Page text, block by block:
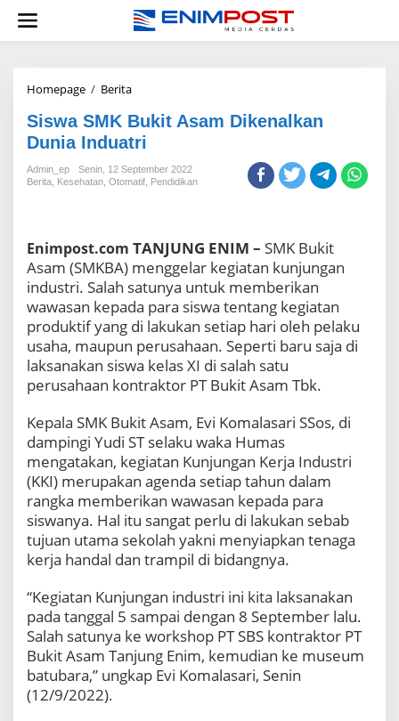
konten
Homepage / BeritaSiswa
Bukit
Asam
Dikenalkan
Dunia
Induatri
Siswa SMK Bukit Asam Dikenalkan
Dunia Induatri
Admin_ep
Senin, 12 September 2022
Berita Kesehatan Otomatif Pendidikan
Enimpost.com TANJUNG ENIM – SMK Bukit
Asam (SMKBA) menggelar kegiatan kunjungan
industri. Salah satunya untuk memberikan
wawasan kepada para siswa tentang kegiatan
produktif yang di lakukan setiap hari oleh pelaku
usaha, maupun perusahaan. Seperti baru saja di
laksanakan siswa kelas XI di salah satu
perusahaan kontraktor PT Bukit Asam Tbk.
Kepala SMK Bukit Asam, Evi Komalasari SSos, di
dampingi Yudi ST selaku waka Humas
mengatakan, kegiatan Kunjungan Kerja Industri
(KKI) merupakan agenda setiap tahun dalam
rangka memberikan wawasan kepada para
siswanya. Hal itu sangat perlu di lakukan sebab
tujuan utama sekolah yakni menyiapkan tenaga
kerja handal dan trampil di bidangnya.
“Kegiatan Kunjungan industri ini kita laksanakan
pada tanggal 5 sampai dengan 8 September lalu.
Salah satunya ke workshop PT SBS kontraktor PT
Bukit Asam Tanjung Enim, kemudian ke museum
batubara,” ungkap Evi Komalasari, Senin
(12/9/2022).